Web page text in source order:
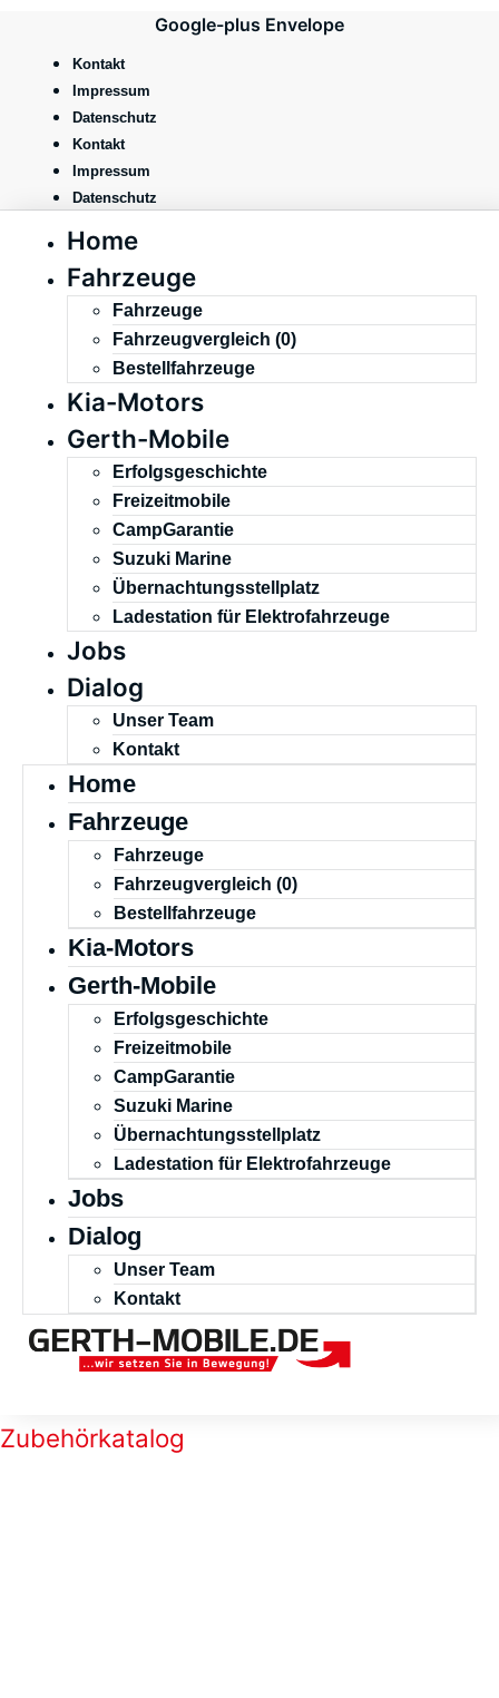
springen
Google-plus Envelope
Kontakt
Impressum
Datenschutz
Kontakt
Impressum
Datenschutz
Home
Fahrzeuge
Fahrzeuge
Fahrzeugvergleich (0)
Bestellfahrzeuge
Kia-Motors
Gerth-Mobile
Erfolgsgeschichte
Freizeitmobile
CampGarantie
Suzuki Marine
Übernachtungsstellplatz
Ladestation für Elektrofahrzeuge
Jobs
Dialog
Unser Team
Kontakt
Home
Fahrzeuge
Fahrzeuge
Fahrzeugvergleich (0)
Bestellfahrzeuge
Kia-Motors
Gerth-Mobile
Erfolgsgeschichte
Freizeitmobile
CampGarantie
Suzuki Marine
Übernachtungsstellplatz
Ladestation für Elektrofahrzeuge
Jobs
Dialog
Unser Team
Kontakt
Zubehörkatalog